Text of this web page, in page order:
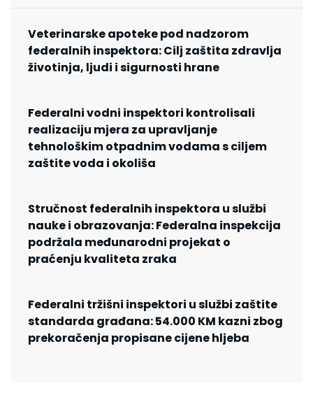
Veterinarske apoteke pod nadzorom
federalnih inspektora: Cilj zaštita zdravlja
životinja, ljudi i sigurnosti hrane
Federalni vodni inspektori kontrolisali
realizaciju mjera za upravljanje
tehnološkim otpadnim vodama s ciljem
zaštite voda i okoliša
Stručnost federalnih inspektora u službi
nauke i obrazovanja: Federalna inspekcija
podržala međunarodni projekat o
praćenju kvaliteta zraka
Federalni tržišni inspektori u službi zaštite
standarda građana: 54.000 KM kazni zbog
prekoračenja propisane cijene hljeba